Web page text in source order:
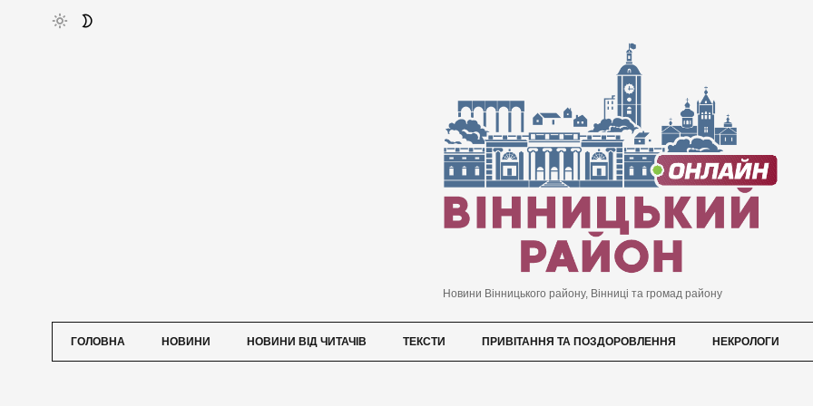
Новини Вінницького району, Вінниці та громад району
ГОЛОВНА НОВИНИ НОВИНИ ВІД ЧИТАЧІВ ТЕКСТИ ПРИВІТАННЯ ТА ПОЗДОРОВЛЕННЯ НЕКРОЛОГИ